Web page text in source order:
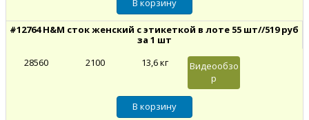
#12764 H&M сток женский с этикеткой в лоте 55 шт//519 руб
за 1 шт
28560
2100 13,6 кг
Видеообзо
р